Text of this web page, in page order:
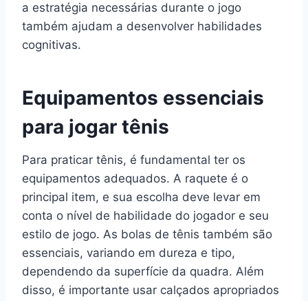
a estratégia necessárias durante o jogo
também ajudam a desenvolver habilidades
cognitivas.
Equipamentos essenciais
para jogar tênis
Para praticar tênis, é fundamental ter os
equipamentos adequados. A raquete é o
principal item, e sua escolha deve levar em
conta o nível de habilidade do jogador e seu
estilo de jogo. As bolas de tênis também são
essenciais, variando em dureza e tipo,
dependendo da superfície da quadra. Além
disso, é importante usar calçados apropriados